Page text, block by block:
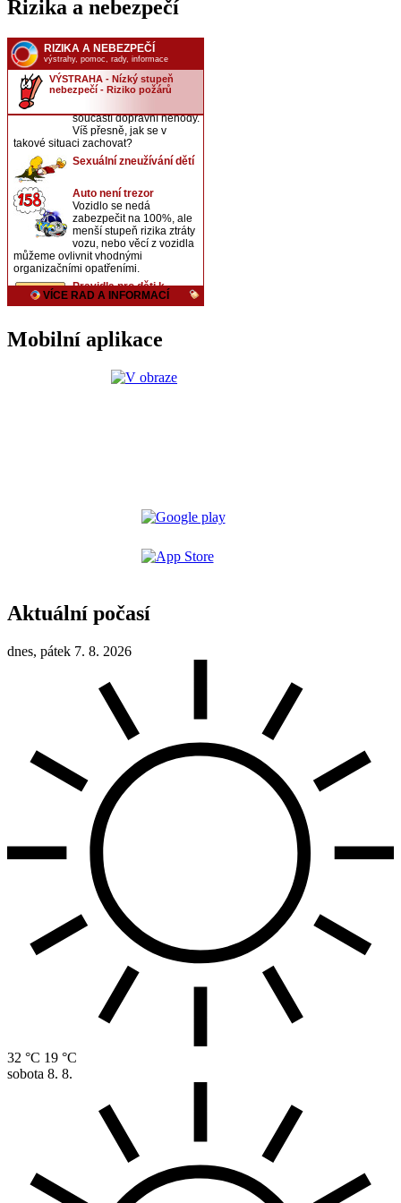
Rizika a nebezpečí
Mobilní aplikace
Aktuální počasí
dnes, pátek 7. 8. 2026
32 °C 19 °C
sobota 8. 8.